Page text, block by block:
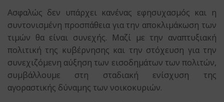
Ασφαλώς δεν υπάρχει κανένας εφησυχασμός και η
συντονισμένη προσπάθεια για την αποκλιμάκωση των
τιμών θα είναι συνεχής. Μαζί με την αναπτυξιακή
πολιτική της κυβέρνησης και την στόχευση για την
συνεχιζόμενη αύξηση των εισοδημάτων των πολιτών,
συμβάλλουμε στη σταδιακή ενίσχυση της
αγοραστικής δύναμης των νοικοκυριών.